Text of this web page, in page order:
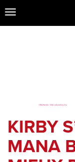
Toggle
navigation
KIRBY
MANA